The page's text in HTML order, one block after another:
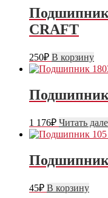
Подшипник
CRAFT
250₽ В корзину
Подшипник
1 176₽ Читать
45₽ В корзину